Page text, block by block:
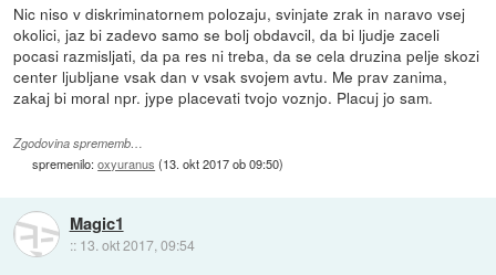
Nic niso v diskriminatornem polozaju, svinjate zrak in naravo vsej
okolici, jaz bi zadevo samo se bolj obdavcil, da bi ljudje zaceli
pocasi razmisljati, da pa res ni treba, da se cela druzina pelje skozi
center ljubljane vsak dan v vsak svojem avtu. Me prav zanima,
zakaj bi moral npr. jype placevati tvojo voznjo. Placuj jo sam.
Zgodovina sprememb…
spremenilo:oxyuranus (13. okt 2017 ob 09:50)
Magic1
:: 13. okt 2017, 09:54